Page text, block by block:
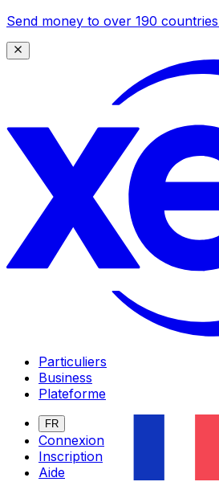
Send money to over 190
Particuliers
Business
Plateforme
FR
Connexion
Inscription
Aide